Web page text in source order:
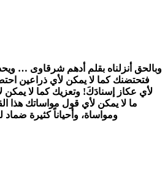
وبالحق أنزلناه بقلم أدهم شرقاوى …
فتحتضنك كما لا يمكن لأي ذراعين
لأي عكاز إسنادَكَ! وتعزيك كما لا
ما لا يمكن لأي قول مواساتك هذا
ومواساة، وأحياناً كثيرة ضماد